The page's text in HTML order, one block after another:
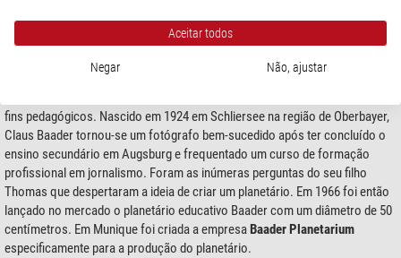
fins pedagógicos. Nascido em 1924 em Schliersee na região de Oberbayer,
Claus Baader tornou-se um fotógrafo bem-sucedido após ter concluído o
ensino secundário em Augsburg e frequentado um curso de formação
profissional em jornalismo. Foram as inúmeras perguntas do seu filho
Thomas que despertaram a ideia de criar um planetário. Em 1966 foi então
lançado no mercado o planetário educativo Baader com um diâmetro de 50
centímetros. Em Munique foi criada a empresaBaader Planetarium
especificamente para a produção do planetário.
Aceitar todos
Negar Não, ajustar